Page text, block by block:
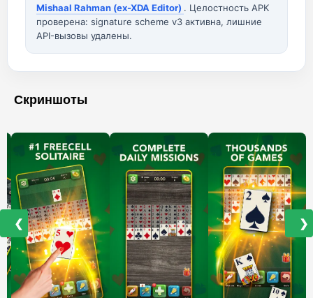
Mishaal Rahman (ex-XDA Editor) . Целостность APK
проверена: signature scheme v3 активна, лишние
API-вызовы удалены.
Скриншоты
❮ ❯